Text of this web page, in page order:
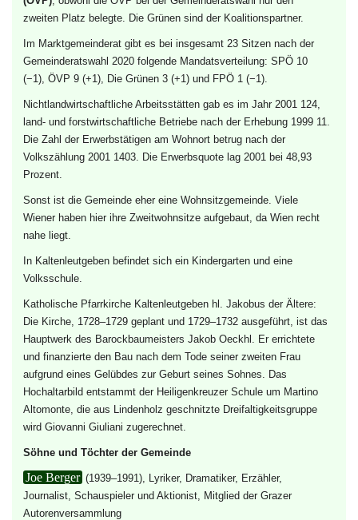
zweiten Platz belegte. Die Grünen sind der Koalitionspartner.
Im Marktgemeinderat gibt es bei insgesamt 23 Sitzen nach der
Gemeinderatswahl 2020 folgende Mandatsverteilung: SPÖ 10
(−1), ÖVP 9 (+1), Die Grünen 3 (+1) und FPÖ 1 (−1).
Nichtlandwirtschaftliche Arbeitsstätten gab es im Jahr 2001 124,
land- und forstwirtschaftliche Betriebe nach der Erhebung 1999 11.
Die Zahl der Erwerbstätigen am Wohnort betrug nach der
Volkszählung 2001 1403. Die Erwerbsquote lag 2001 bei 48,93
Prozent.
Sonst ist die Gemeinde eher eine Wohnsitzgemeinde. Viele
Wiener haben hier ihre Zweitwohnsitze aufgebaut, da Wien recht
nahe liegt.
In Kaltenleutgeben befindet sich ein Kindergarten und eine
Volksschule.
Katholische Pfarrkirche Kaltenleutgeben hl. Jakobus der Ältere:
Die Kirche, 1728–1729 geplant und 1729–1732 ausgeführt, ist das
Hauptwerk des Barockbaumeisters Jakob Oeckhl . Er errichtete
und finanzierte den Bau nach dem Tode seiner zweiten Frau
aufgrund eines Gelübdes zur Geburt seines Sohnes. Das
Hochaltarbild entstammt der Heiligenkreuzer Schule um Martino
Altomonte, die aus Lindenholz geschnitzte Dreifaltigkeitsgruppe
wird Giovanni Giuliani zugerechnet.
Söhne und Töchter der Gemeinde
Joe Berger (1939–1991), Lyriker, Dramatiker, Erzähler,
Journalist, Schauspieler und Aktionist, Mitglied der Grazer
Autorenversammlung